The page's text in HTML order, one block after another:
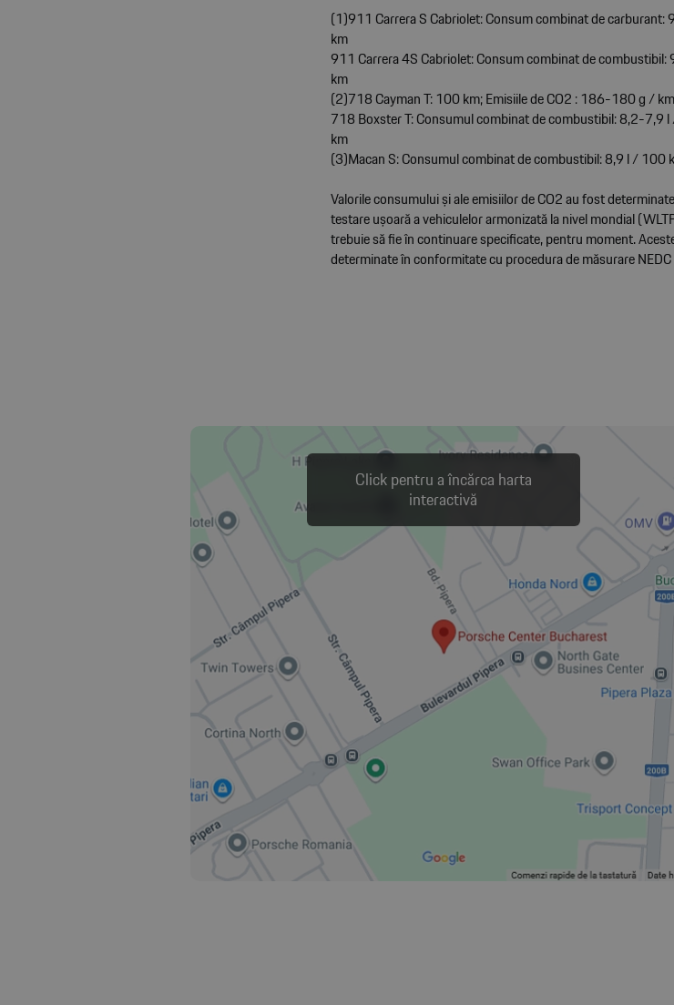
(1)911 Carrera S Cabriolet: Consum combinat de
km
911 Carrera 4S Cabriolet: Consum combinat de
km
(2)718 Cayman T: 100 km; Emisiile de CO2 : 186-180 g / km
718 Boxster T: Consumul combinat de combustibil: 8,2-
km
(3)Macan S: Consumul combinat de combustibil: 8,9 l / 100
Valorile consumului și ale emisiilor de CO2 au fost
testare ușoară a vehiculelor armonizată la nivel mondial
trebuie să fie în continuare specificate, pentru moment.
determinate în conformitate cu procedura de măsurare
Click pentru a încărca harta
interactivă